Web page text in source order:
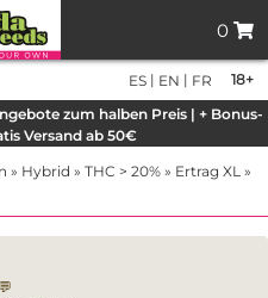
0
18+
ES | EN | FR
zum halben Preis | + Bonus-
Versand ab 50€
» Hybrid » THC > 20% » Ertrag XL »